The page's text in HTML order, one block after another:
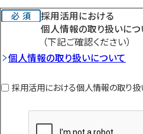
個
情
報
の
採用活用における
個人情報の取り扱いにつ
（下記ご確認ください）
個人情報の取り扱いについて
採用活用における個人情報の取り扱